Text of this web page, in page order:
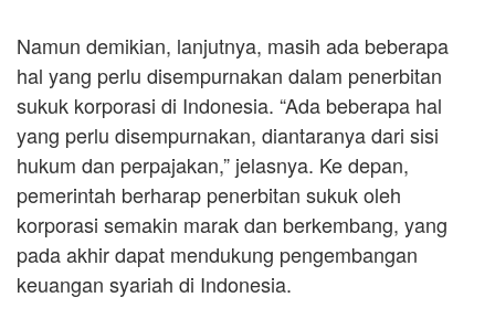
Namun demikian, lanjutnya, masih ada beberapa
hal yang perlu disempurnakan dalam penerbitan
sukuk korporasi di Indonesia. “Ada beberapa hal
yang perlu disempurnakan, diantaranya dari sisi
hukum dan perpajakan,” jelasnya. Ke depan,
pemerintah berharap penerbitan sukuk oleh
korporasi semakin marak dan berkembang, yang
pada akhir dapat mendukung pengembangan
keuangan syariah di Indonesia.